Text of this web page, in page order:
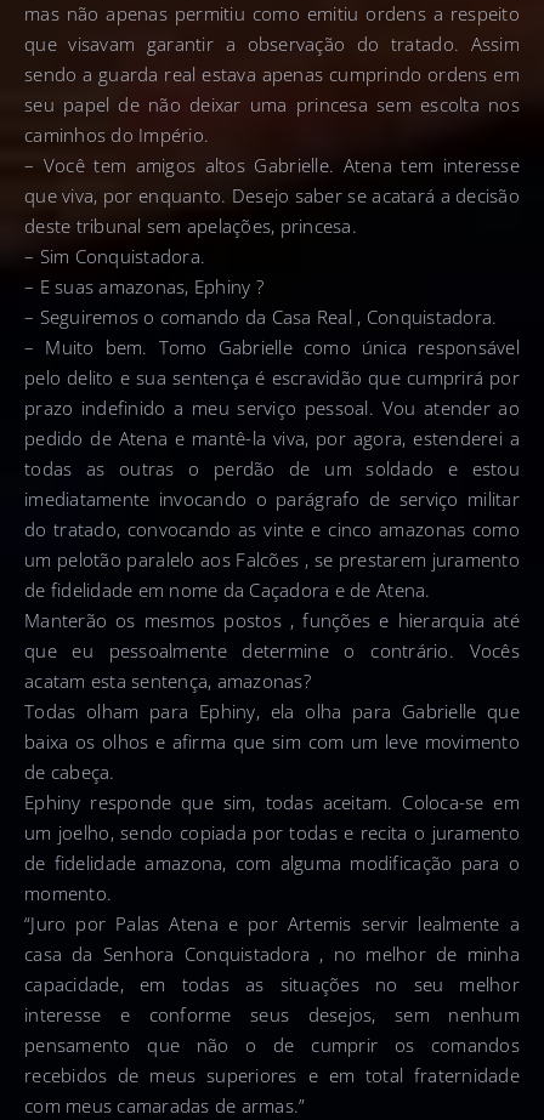
mas não apenas permitiu como emitiu ordens a respeito
que visavam garantir a observação do tratado. Assim
sendo a guarda real estava apenas cumprindo ordens em
seu papel de não deixar uma princesa sem escolta nos
caminhos do Império.
– Você tem amigos altos Gabrielle. Atena tem interesse
que viva, por enquanto. Desejo saber se acatará a decisão
deste tribunal sem apelações, princesa.
– Sim Conquistadora.
– E suas amazonas, Ephiny ?
– Seguiremos o comando da Casa Real , Conquistadora.
– Muito bem. Tomo Gabrielle como única responsável
pelo delito e sua sentença é escravidão que cumprirá por
prazo indefinido a meu serviço pessoal. Vou atender ao
pedido de Atena e mantê-la viva, por agora, estenderei a
todas as outras o perdão de um soldado e estou
imediatamente invocando o parágrafo de serviço militar
do tratado, convocando as vinte e cinco amazonas como
um pelotão paralelo aos Falcões , se prestarem juramento
de fidelidade em nome da Caçadora e de Atena.
Manterão os mesmos postos , funções e hierarquia até
que eu pessoalmente determine o contrário. Vocês
acatam esta sentença, amazonas?
Todas olham para Ephiny, ela olha para Gabrielle que
baixa os olhos e afirma que sim com um leve movimento
de cabeça.
Ephiny responde que sim, todas aceitam. Coloca-se em
um joelho, sendo copiada por todas e recita o juramento
de fidelidade amazona, com alguma modificação para o
momento.
“Juro por Palas Atena e por Artemis servir lealmente a
casa da Senhora Conquistadora , no melhor de minha
capacidade, em todas as situações no seu melhor
interesse e conforme seus desejos, sem nenhum
pensamento que não o de cumprir os comandos
recebidos de meus superiores e em total fraternidade
com meus camaradas de armas.”